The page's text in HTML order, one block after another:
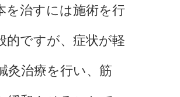
を治すには施術を行
的ですが、症状が軽
灸治療を行い、筋